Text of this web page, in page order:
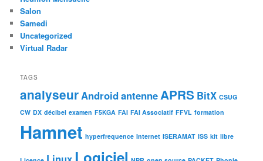
Salon
Samedi
Uncategorized
Virtual Radar
TAGS
analyseur Androidantenne APRS BitX CSUG
CW DX décibel examen F5KGA FAI FAI Associatif FFVL formation
Hamnet hyperfrequence Internet ISERAMAT ISS kit libre
Logiciel